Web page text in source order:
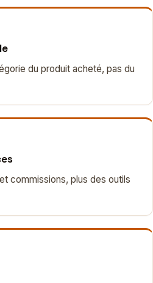
du produit acheté, pas du
commissions, plus des outils